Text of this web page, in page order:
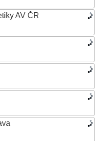
AV ČR